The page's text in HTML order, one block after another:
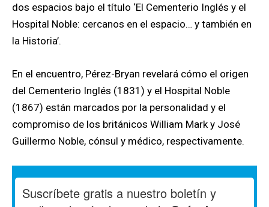
dos espacios bajo el título ‘El Cementerio Inglés y el
Hospital Noble: cercanos en el espacio… y también en
la Historia’.
En el encuentro, Pérez-Bryan revelará cómo el origen
del Cementerio Inglés (1831) y el Hospital Noble
(1867) están marcados por la personalidad y el
compromiso de los británicos William Mark y José
Guillermo Noble, cónsul y médico, respectivamente.